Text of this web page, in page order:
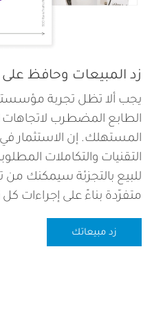
زد المبيعات وحافظ على
يجب ألا تظل تجربة
الطابع المضطرب
المستهلك. إن الاستثمار
التقنيات والتكاملات
للبيع بالتجزئة سيمكنك
متفرّدة بناءً على إجراءات كل
زد مبيعاتك